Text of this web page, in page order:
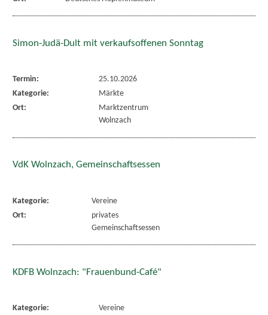
Simon-Judä-Dult mit verkaufsoffenen Sonntag
Termin:
25.10.2026
Kategorie:
Märkte
Ort:
Marktzentrum
Wolnzach
VdK Wolnzach, Gemeinschaftsessen
Kategorie:
Vereine
Ort:
privates
Gemeinschaftsessen
KDFB Wolnzach: "Frauenbund-Café"
Kategorie:
Vereine